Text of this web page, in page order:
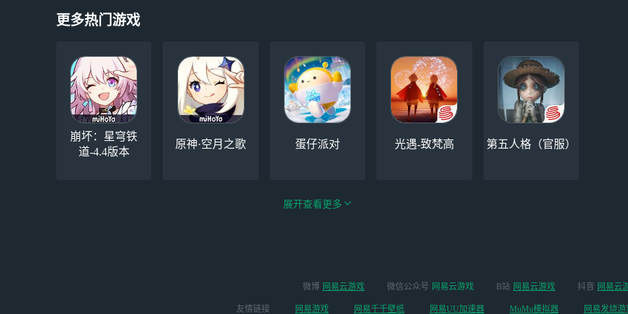
更多热门游戏
崩坏：星穹铁
道-4.4版本
原神·空月之歌 蛋仔派对 光遇-致梵高 第五人格（官服）
版本开启 ）
云手机 阴阳师
绝区零-周年庆（手
游排队可先前往端
展开查看更多
微博 网易云游戏 微信公众号 网易云游戏 B站 网易云游戏 抖音 网易云
友情链接 网易游戏 网易千千壁纸 网易UU加速器 MuMu模拟器 网易发烧游